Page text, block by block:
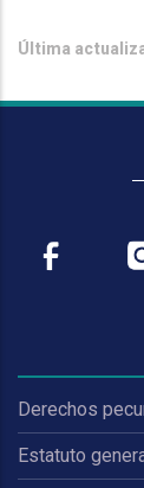
Última
Derechos
Estatuto